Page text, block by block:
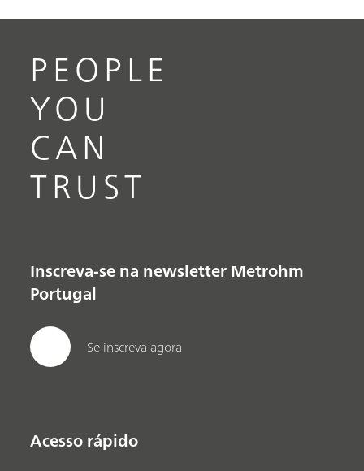
PEOPLE
YOU
CAN
TRUST
Inscreva-se na newsletter Metrohm
Portugal
Se inscreva agora
Acesso rápido